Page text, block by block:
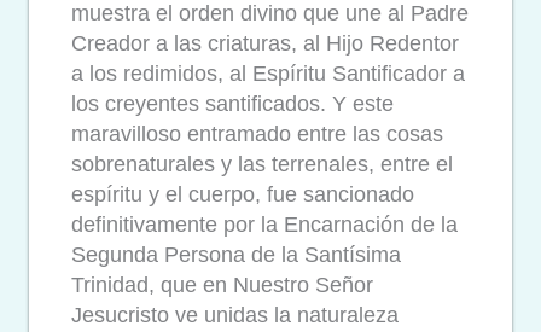
muestra el orden divino que une al Padre
Creador a las criaturas, al Hijo Redentor
a los redimidos, al Espíritu Santificador a
los creyentes santificados. Y este
maravilloso entramado entre las cosas
sobrenaturales y las terrenales, entre el
espíritu y el cuerpo, fue sancionado
definitivamente por la Encarnación de la
Segunda Persona de la Santísima
Trinidad, que en Nuestro Señor
Jesucristo ve unidas la naturaleza